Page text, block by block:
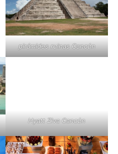
pirámides ruinas Cancún
Hyatt Ziva Cancún